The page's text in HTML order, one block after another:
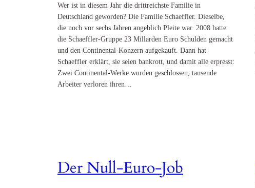
Wer ist in diesem Jahr die drittreichste Familie in
Deutschland geworden? Die Familie Schaeffler. Dieselbe,
die noch vor sechs Jahren angeblich Pleite war. 2008 hatte
die Schaeffler-Gruppe 23 Millarden Euro Schulden gemacht
und den Continental-Konzern aufgekauft. Dann hat
Schaeffler erklärt, sie seien bankrott, und damit alle erpresst:
Zwei Continental-Werke wurden geschlossen, tausende
Arbeiter verloren ihren…
Der Null-Euro-Job